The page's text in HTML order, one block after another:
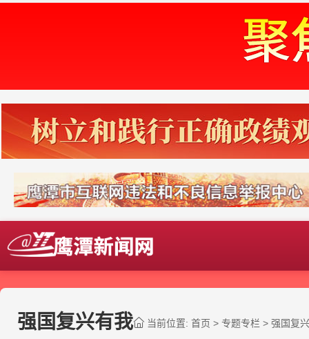
强国复兴有我 当前位置: 首页 > 专题专栏 > 强国复